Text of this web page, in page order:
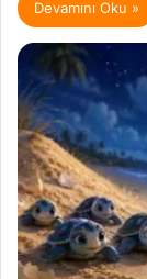
Devamını Oku »